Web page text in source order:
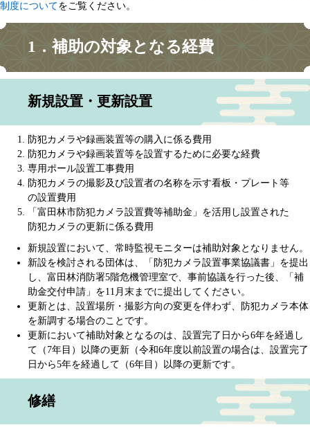
制度についてをご覧ください。
1．補助の対象となる経費
新規設置・更新設置
防犯カメラや録画装置等の購入に係る費用
防犯カメラや録画装置等を設置するために必要な経費
専用ポール設置工事費用
防犯カメラの撮影及び設置者の名称を示す看板・プレート等
の設置費用
「富田林市防犯カメラ設置費等補助金」を活用し設置された
防犯カメラの更新に係る費用
新規設置において、常時監視モニターは補助対象となりません。
新設を検討される団体は、「防犯カメラ設置事業協議書」を提出
し、富田林消防署5階危機管理室で、事前協議を行った後、「補
助金交付申請」を11月末までに提出してください。
更新とは、設置場所・撮影方向の変更を伴わず、防犯カメラ本体
を新調する場合のことです。
更新において補助対象となるのは、設置完了日から6年を経過し
て（7年目）以降の更新（令和6年度以前設置の場合は、設置完了
日から5年を経過して（6年目）以降の更新です。
修繕